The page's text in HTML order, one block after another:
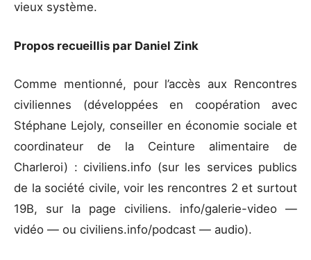
vieux système.
Propos recueillis par Daniel Zink
Comme mentionné, pour l’accès aux Rencontres
civiliennes (développées en coopération avec
Stéphane Lejoly, conseiller en économie sociale et
coordinateur de la Ceinture alimentaire de
Charleroi) : civiliens.info (sur les services publics
de la société civile, voir les rencontres 2 et surtout
19B, sur la page civiliens. info/galerie-video —
vidéo — ou civiliens.info/podcast — audio).